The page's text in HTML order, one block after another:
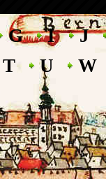
G I
J
T U W